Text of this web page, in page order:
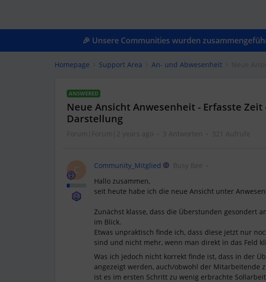
🎉 Unsere Communities wurden
Homepage Support Area An- und Abwesenheit
ANSWERED
Neue Ansicht Anwesenheit - Erfasste
Darstellung
Forum|Forum|2 years ago 3 Antworten 321 Aufrufe
C Community_Mitglied
Busy Bee
Hallo zusammen,
seit heute habe ich die neue Ansicht unter
Zunächst klasse, dass die Überstunden gesondert
im Blick.
Etwas unpraktisch finde ich, dass diese jetzt nur
sind und nicht mehr, wenn man direkt in das Feld
Was ich jedoch nicht korrekt finde ist, dass in der
angezeigt werden, auch/obwohl der Mitarbeitende
ist es im ersten Schritt zu wenig erbrachte